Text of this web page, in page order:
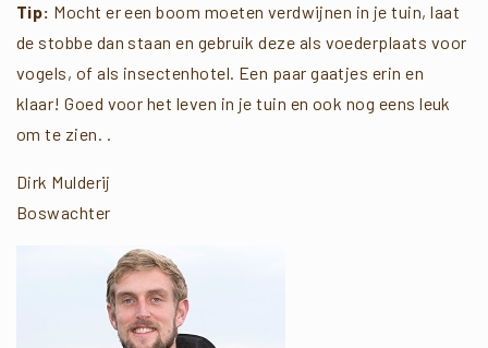
Tip: Mocht er een boom moeten verdwijnen in je tuin, laat
de stobbe dan staan en gebruik deze als voederplaats voor
vogels, of als insectenhotel. Een paar gaatjes erin en
klaar! Goed voor het leven in je tuin en ook nog eens leuk
om te zien. .
Dirk Mulderij
Boswachter